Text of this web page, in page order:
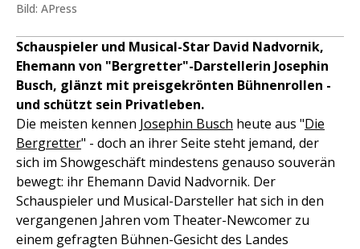
Bild: APress
Schauspieler und Musical-Star David Nadvornik,
Ehemann von "Bergretter"-Darstellerin Josephin
Busch, glänzt mit preisgekrönten Bühnenrollen -
und schützt sein Privatleben.
Die meisten kennen Josephin Busch heute aus "Die
Bergretter" - doch an ihrer Seite steht jemand, der
sich im Showgeschäft mindestens genauso souverän
bewegt: ihr Ehemann David Nadvornik. Der
Schauspieler und Musical-Darsteller hat sich in den
vergangenen Jahren vom Theater-Newcomer zu
einem gefragten Bühnen-Gesicht des Landes